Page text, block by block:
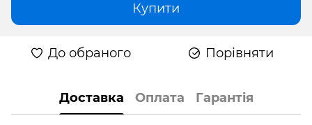
Купити
До обраного Порівняти
Доставка Оплата Гарантія